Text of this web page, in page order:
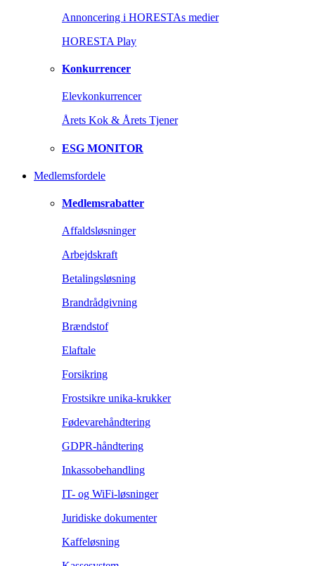
Annoncering i HORESTAs medier
HORESTA Play
Konkurrencer
Elevkonkurrencer
Årets Kok & Årets Tjener
ESG MONITOR
Medlemsfordele
Medlemsrabatter
Affaldsløsninger
Arbejdskraft
Betalingsløsning
Brandrådgivning
Brændstof
Elaftale
Forsikring
Frostsikre unika-krukker
Fødevarehåndtering
GDPR-håndtering
Inkassobehandling
IT- og WiFi-løsninger
Juridiske dokumenter
Kaffeløsning